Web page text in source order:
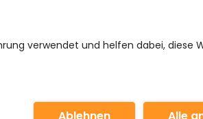
verwendet und helfen dabei, diese